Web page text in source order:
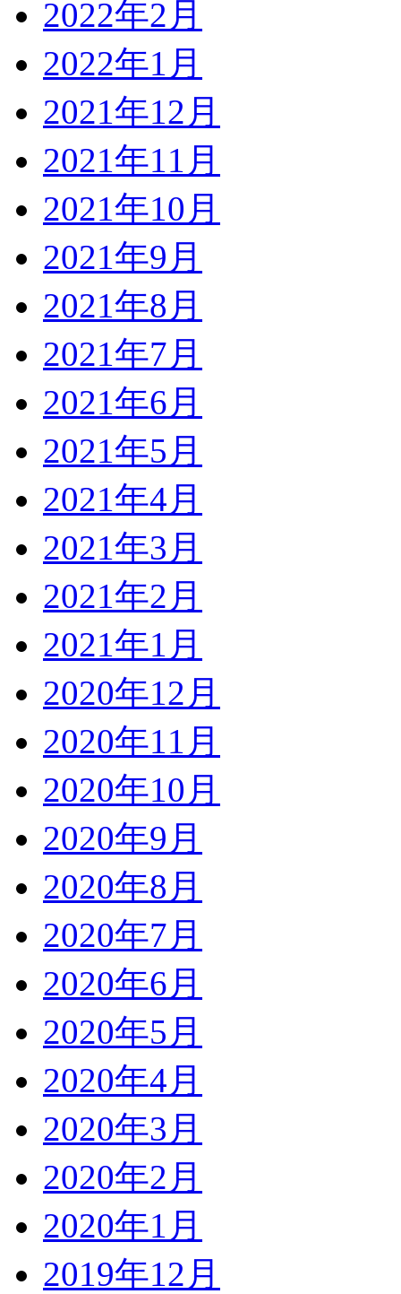
2022年2月
2022年1月
2021年12月
2021年11月
2021年10月
2021年9月
2021年8月
2021年7月
2021年6月
2021年5月
2021年4月
2021年3月
2021年2月
2021年1月
2020年12月
2020年11月
2020年10月
2020年9月
2020年8月
2020年7月
2020年6月
2020年5月
2020年4月
2020年3月
2020年2月
2020年1月
2019年12月